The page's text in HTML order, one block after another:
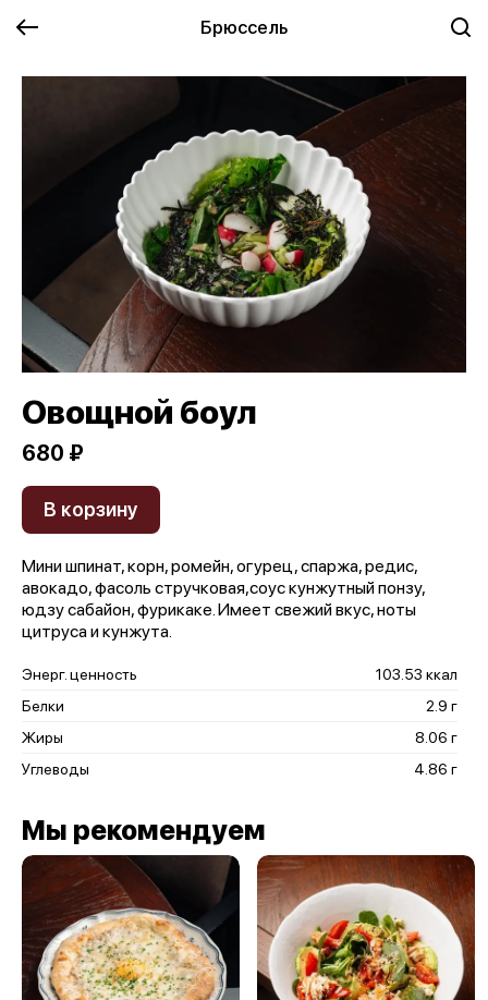
Брюссель
Овощной боул
680 ₽
В корзину
Мини шпинат, корн, ромейн, огурец, спаржа, редис,
авокадо, фасоль стручковая,соус кунжутный понзу,
юдзу сабайон, фурикаке. Имеет свежий вкус, ноты
цитруса и кунжута.
Энерг. ценность
103.53 ккал
Белки
2.9 г
Жиры
8.06 г
Углеводы
4.86 г
Мы рекомендуем